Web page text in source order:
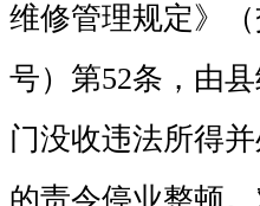
维修管理规定》
号）第52条，由
门没收违法所得